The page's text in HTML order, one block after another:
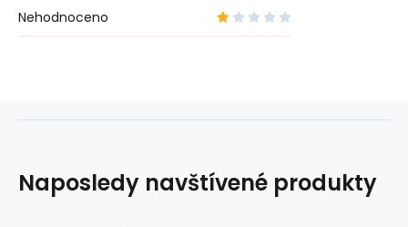
Nehodnoceno
Naposledy navštívené produkty